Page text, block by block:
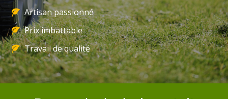
Artisan passionné
Prix imbattable
Travail de qualité